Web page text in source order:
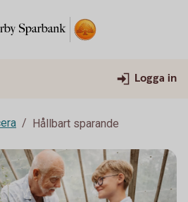
Logga in
Hållbart sparande